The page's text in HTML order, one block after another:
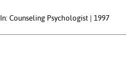
In: Counseling Psychologist | 1997